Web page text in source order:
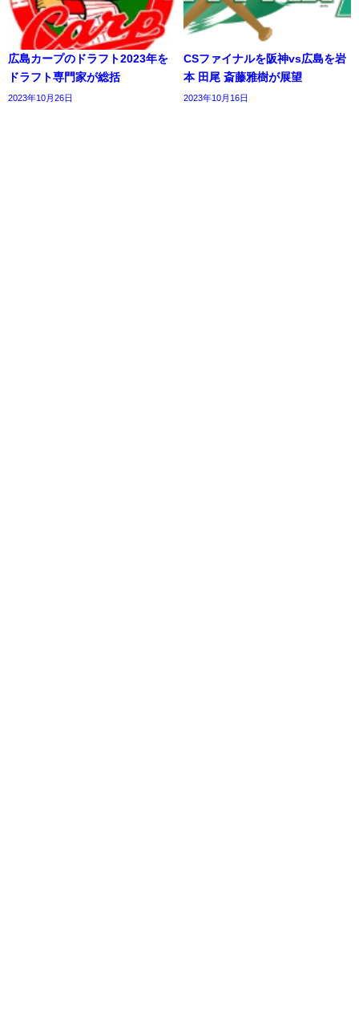
広島カープのドラフト2023年を
ドラフト専門家が総括
2023年10月26日
CSファイナルを阪神vs広島を岩
本 田尾 斎藤雅樹が展望
2023年10月16日